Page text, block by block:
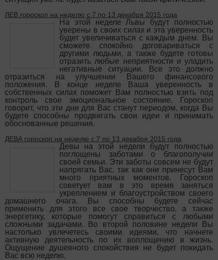
ЛЕВ гороскоп на неделю с 7 по 13 декабря 2015 года
На этой неделе Львы будут полностью
уверены в своих силах и эта уверенность
будет увеличиваться с каждым днем. Вы
сможете спокойно договариваться с
другими людьми, а также будете готовы
отразить любые неприятности и уладить
негативные ситуации. Все это должно
отразиться на улучшении Вашего финансового
положения. В конце неделе Ваша уверенность в
собственных силах поможет Вам полностью взять под
контроль свое эмоциональное состояние. Гороскоп
говорит, что эти дни для Вас станут периодом, когда Вы
будете способны продвигать свои идеи и принимать
обоснованные решения.
ДЕВА гороскоп на неделю с 7 по 13 декабря 2015 года
Девы на этой недели будут полностью
поглощены заботами о благополучии
своей семьи. Эти заботы совсем не будут
напрягать Вас, так как они принесут Вам
много приятных моментов. Гороскоп
советует вам в это время заняться
укреплением и благоустройством своего
домашнего очага. Вы способны будете сейчас
применить для этого все свое творчество, а также
энергетику, которые помогут справиться с любыми
сложными задачами. Во второй половине недели Вы
настолько увлечетесь своими идеями, что начнете
активную деятельность по их воплощению в жизнь.
Ощущение душевного спокойствия не будет покидать
Вас всю неделю.